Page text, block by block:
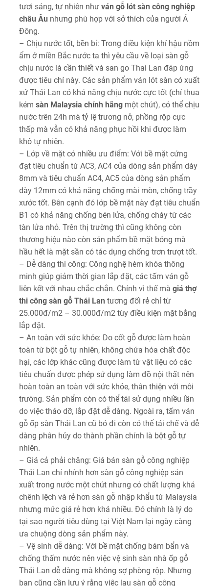
tươi sáng, tự nhiên như ván gỗ lót sàn công nghiệp
châu Âu nhưng phù hợp với sở thích của người Á
Đông.
– Chịu nước tốt, bền bỉ: Trong điều kiện khí hậu nồm
ẩm ở miền Bắc nước ta thì yêu cầu về loại sàn gỗ
chịu nước là cần thiết và san go Thai Lan đáp ứng
được tiêu chí này. Các sản phẩm ván lót sàn có xuất
xứ Thái Lan có khả năng chịu nước cực tốt (chỉ thua
kém sàn Malaysia chính hãng một chút), có thể chịu
nước trên 24h mà tỷ lệ trương nở, phồng rộp cực
thấp mà vẫn có khả năng phục hồi khi được làm
khô tự nhiên.
– Lớp về mặt có nhiều ưu điểm: Với bề mặt cứng
đạt tiêu chuẩn từ AC3, AC4 của dòng sản phẩm dày
8mm và tiêu chuẩn AC4, AC5 của dòng sản phẩm
dày 12mm có khả năng chống mài mòn, chống trầy
xước tốt. Bên cạnh đó lớp bề mặt này đạt tiêu chuẩn
B1 có khả năng chống bén lửa, chống cháy từ các
tàn lửa nhỏ. Trên thị trường thì cũng không còn
thương hiệu nào còn sản phẩm bề mặt bóng mà
hầu hết là mặt sần có tác dụng chống trơn trượt tốt.
– Dễ dàng thi công: Công nghệ hèm khóa thông
minh giúp giảm thời gian lắp đặt, các tấm ván gỗ
liên kết với nhau chắc chắn. Chính vì thế mà giá thợ
thi công sàn gỗ Thái Lan tương đối rẻ chỉ từ
25.000đ/m2 – 30.000đ/m2 tùy điều kiện mặt bằng
lắp đặt.
– An toàn với sức khỏe: Do cốt gỗ được làm hoàn
toàn từ bột gỗ tự nhiên, không chứa hóa chất độc
hại, các lớp khác cũng được làm từ vật liệu có các
tiêu chuẩn được phép sử dụng làm đồ nội thất nên
hoàn toàn an toàn với sức khỏe, thân thiện với môi
trường. Sản phẩm còn có thể tái sử dụng nhiều lần
do việc tháo dỡ, lắp đặt dễ dàng. Ngoài ra, tấm ván
gỗ ốp sàn Thái Lan cũ bỏ đi còn có thể tái chế và dễ
dàng phân hủy do thành phần chính là bột gỗ tự
nhiên.
– Giá cả phải chăng: Giá bán sàn gỗ công nghiệp
Thái Lan chỉ nhỉnh hơn sàn gỗ công nghiệp sản
xuất trong nước một chút nhưng có chất lượng khá
chênh lệch và rẻ hơn sàn gỗ nhập khẩu từ Malaysia
nhưng mức giá rẻ hơn khá nhiều. Đó chính là lý do
tại sao người tiêu dùng tại Việt Nam lại ngày càng
ưa chuộng dòng sản phẩm này.
– Vệ sinh dễ dàng: Với bề mặt chống bám bẩn và
chống thấm nước nên việc vệ sinh sàn nhà ốp gỗ
Thái Lan dễ dàng mà không sợ phòng rộp. Nhưng
bạn cũng cần lưu ý rằng việc lau sàn gỗ công